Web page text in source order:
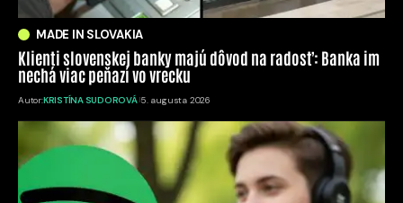
MADE IN SLOVAKIA
Klienti slovenskej banky majú dôvod na radosť: Banka im
nechá viac peňazí vo vrecku
Autor:KRISTÍNA SUDOROVÁ 5. augusta 2026